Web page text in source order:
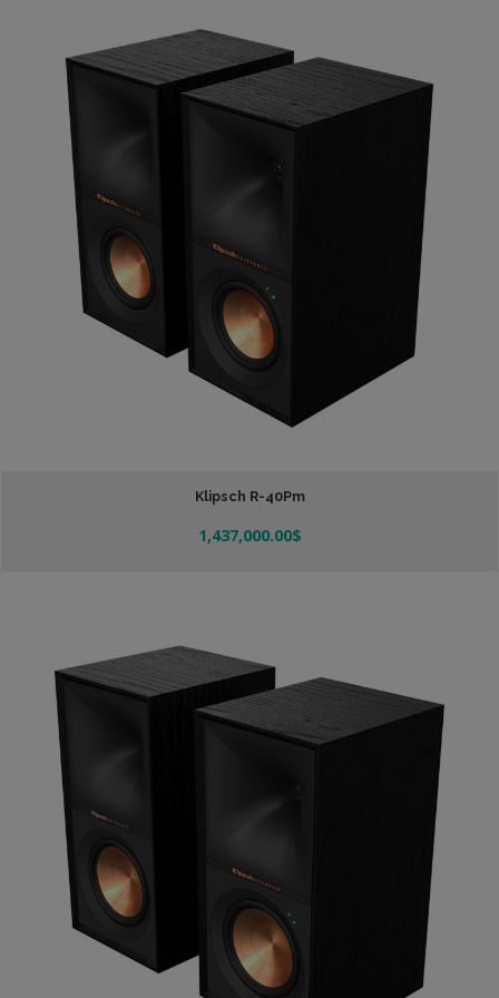
Klipsch R-40Pm
1,437,000.00$
Añadir Al Carrito